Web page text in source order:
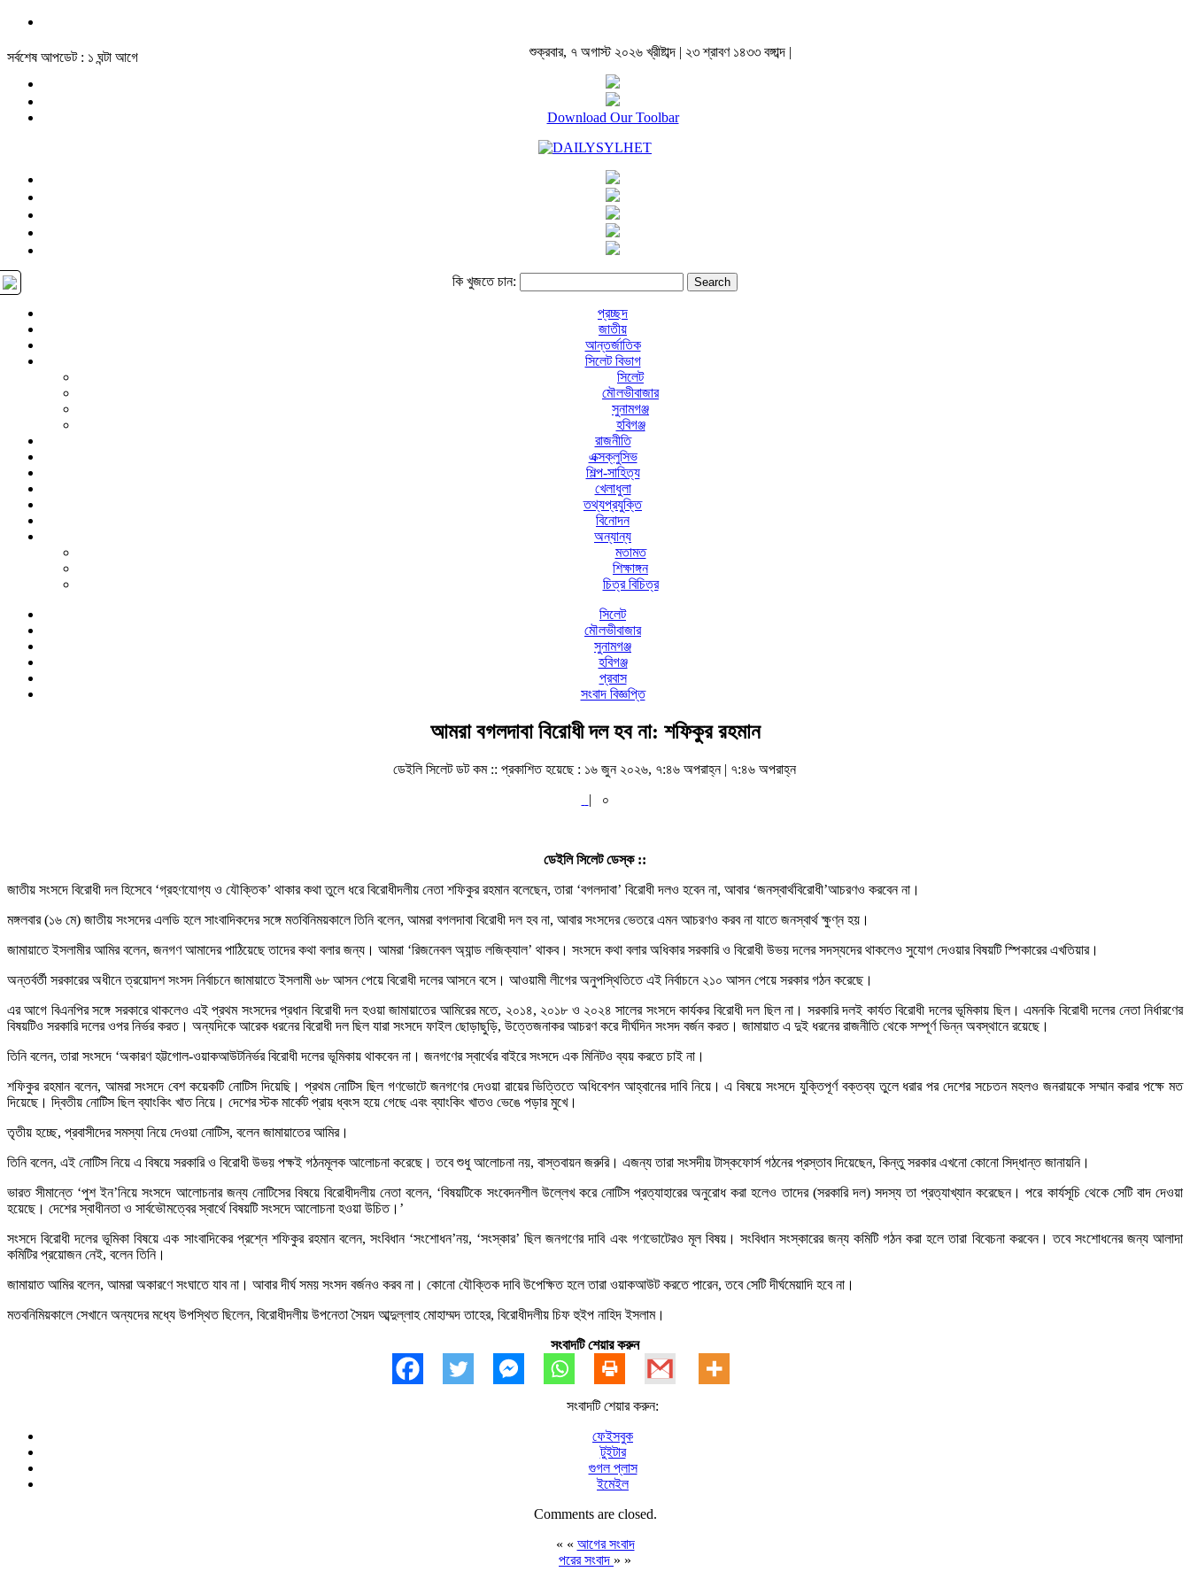
সর্বশেষ আপডেট : ১ ঘন্টা আগে শুক্রবার, ৭ অগাস্ট ২০২৬ খ্রীষ্টাব্দ | ২৩ শ্রাবণ ১৪৩৩ বঙ্গাব্দ |
Download Our Toolbar
কি খুজতে চান:
প্রচ্ছদ
জাতীয়
আন্তর্জাতিক
সিলেট বিভাগ
সিলেট
মৌলভীবাজার
সুনামগঞ্জ
হবিগঞ্জ
রাজনীতি
এক্সক্লুসিভ
শিল্প-সাহিত্য
খেলাধুলা
তথ্যপ্রযুক্তি
বিনোদন
অন্যান্য
মতামত
শিক্ষাঙ্গন
চিত্র বিচিত্র
সিলেট
মৌলভীবাজার
সুনামগঞ্জ
হবিগঞ্জ
প্রবাস
সংবাদ বিজ্ঞপ্তি
আমরা বগলদাবা বিরোধী দল হব না: শফিকুর রহমান
ডেইলি সিলেট ডট কম ::প্রকাশিত হয়েছে : ১৬ জুন ২০২৬, ৭:৪৬ অপরাহ্ন | ৭:৪৬ অপরাহ্ন
|
০
ডেইলি সিলেট ডেস্ক ::
জাতীয় সংসদে বিরোধী দল হিসেবে ‘গ্রহণযোগ্য ও যৌক্তিক’ থাকার কথা তুলে ধরে বিরোধীদলীয় নেতা শফিকুর রহমান বলেছেন, তারা ‘বগলদাবা’ বিরোধী দলও হবেন না, আবার ‘জনস্বার্থবিরোধী’আচরণও করবেন না।
মঙ্গলবার (১৬ মে) জাতীয় সংসদের এলডি হলে সাংবাদিকদের সঙ্গে মতবিনিময়কালে তিনি বলেন, আমরা বগলদাবা বিরোধী দল হব না, আবার সংসদের ভেতরে এমন আচরণও করব না যাতে জনস্বার্থ ক্ষুণ্ন হয়।
জামায়াতে ইসলামীর আমির বলেন, জনগণ আমাদের পাঠিয়েছে তাদের কথা বলার জন্য। আমরা ‘রিজনেবল অ্যান্ড লজিক্যাল’ থাকব। সংসদে কথা বলার অধিকার সরকারি ও বিরোধী উভয় দলের সদস্যদের থাকলেও সুযোগ দেওয়ার বিষয়টি স্পিকারের এখতিয়ার।
অন্তর্বর্তী সরকারের অধীনে ত্রয়োদশ সংসদ নির্বাচনে জামায়াতে ইসলামী ৬৮ আসন পেয়ে বিরোধী দলের আসনে বসে। আওয়ামী লীগের অনুপস্থিতিতে এই নির্বাচনে ২১০ আসন পেয়ে সরকার গঠন করেছে।
এর আগে বিএনপির সঙ্গে সরকারে থাকলেও এই প্রথম সংসদের প্রধান বিরোধী দল হওয়া জামায়াতের আমিরের মতে, ২০১৪, ২০১৮ ও ২০২৪ সালের সংসদে কার্যকর বিরোধী দল ছিল না। সরকারি দলই কার্যত বিরোধী দলের ভূমিকায় ছিল। এমনকি বিরোধী দলের নেতা নির্ধারণের
বিষয়টিও সরকারি দলের ওপর নির্ভর করত। অন্যদিকে আরেক ধরনের বিরোধী দল ছিল যারা সংসদে ফাইল ছোড়াছুড়ি, উত্তেজনাকর আচরণ করে দীর্ঘদিন সংসদ বর্জন করত। জামায়াত এ দুই ধরনের রাজনীতি থেকে সম্পূর্ণ ভিন্ন অবস্থানে রয়েছে।
তিনি বলেন, তারা সংসদে ‘অকারণ হট্টগোল-ওয়াকআউটনির্ভর বিরোধী দলের ভূমিকায় থাকবেন না। জনগণের স্বার্থের বাইরে সংসদে এক মিনিটও ব্যয় করতে চাই না।
শফিকুর রহমান বলেন, আমরা সংসদে বেশ কয়েকটি নোটিস দিয়েছি। প্রথম নোটিস ছিল গণভোটে জনগণের দেওয়া রায়ের ভিত্তিতে অধিবেশন আহ্বানের দাবি নিয়ে। এ বিষয়ে সংসদে যুক্তিপূর্ণ বক্তব্য তুলে ধরার পর দেশের সচেতন মহলও জনরায়কে সম্মান করার পক্ষে মত
দিয়েছে। দ্বিতীয় নোটিস ছিল ব্যাংকিং খাত নিয়ে। দেশের স্টক মার্কেট প্রায় ধ্বংস হয়ে গেছে এবং ব্যাংকিং খাতও ভেঙে পড়ার মুখে।
তৃতীয় হচ্ছে, প্রবাসীদের সমস্যা নিয়ে দেওয়া নোটিস, বলেন জামায়াতের আমির।
তিনি বলেন, এই নোটিস নিয়ে এ বিষয়ে সরকারি ও বিরোধী উভয় পক্ষই গঠনমূলক আলোচনা করেছে। তবে শুধু আলোচনা নয়, বাস্তবায়ন জরুরি। এজন্য তারা সংসদীয় টাস্কফোর্স গঠনের প্রস্তাব দিয়েছেন, কিন্তু সরকার এখনো কোনো সিদ্ধান্ত জানায়নি।
ভারত সীমান্তে ‘পুশ ইন’নিয়ে সংসদে আলোচনার জন্য নোটিসের বিষয়ে বিরোধীদলীয় নেতা বলেন, ‘বিষয়টিকে সংবেদনশীল উল্লেখ করে নোটিস প্রত্যাহারের অনুরোধ করা হলেও তাদের (সরকারি দল) সদস্য তা প্রত্যাখ্যান করেছেন। পরে কার্যসূচি থেকে সেটি বাদ দেওয়া
হয়েছে। দেশের স্বাধীনতা ও সার্বভৌমত্বের স্বার্থে বিষয়টি সংসদে আলোচনা হওয়া উচিত।’
সংসদে বিরোধী দলের ভূমিকা বিষয়ে এক সাংবাদিকের প্রশ্নে শফিকুর রহমান বলেন, সংবিধান ‘সংশোধন’নয়, ‘সংস্কার’ ছিল জনগণের দাবি এবং গণভোটেরও মূল বিষয়। সংবিধান সংস্কারের জন্য কমিটি গঠন করা হলে তারা বিবেচনা করবেন। তবে সংশোধনের জন্য আলাদা
কমিটির প্রয়োজন নেই, বলেন তিনি।
জামায়াত আমির বলেন, আমরা অকারণে সংঘাতে যাব না। আবার দীর্ঘ সময় সংসদ বর্জনও করব না। কোনো যৌক্তিক দাবি উপেক্ষিত হলে তারা ওয়াকআউট করতে পারেন, তবে সেটি দীর্ঘমেয়াদি হবে না।
মতবনিমিয়কালে সেখানে অন্যদের মধ্যে উপস্থিত ছিলেন, বিরোধীদলীয় উপনেতা সৈয়দ আব্দুল্লাহ মোহাম্মদ তাহের, বিরোধীদলীয় চিফ হুইপ নাহিদ ইসলাম।
সংবাদটি শেয়ার করুন
সংবাদটি শেয়ার করুন:
ফেইসবুক
টুইটার
গুগল প্লাস
ইমেইল
Comments are closed.
« « আগের সংবাদ
পরের সংবাদ » »